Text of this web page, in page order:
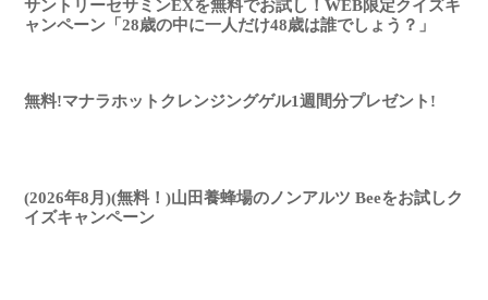
サントリーセサミンEXを無料でお試し！WEB限定クイズキ
ャンペーン「28歳の中に一人だけ48歳は誰でしょう？」
無料!マナラホットクレンジングゲル1週間分プレゼント!
(2026年8月)(無料！)山田養蜂場のノンアルツ Beeをお試しク
イズキャンペーン